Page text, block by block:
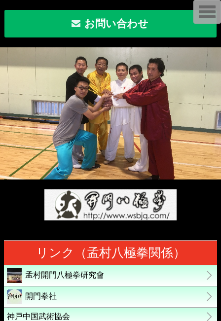
お問い合わせ
リンク（孟村八極拳関係）
孟村開門八極拳研究會
開門拳社
神戸中国武術協会
T
o
g
l
e
n
a
i